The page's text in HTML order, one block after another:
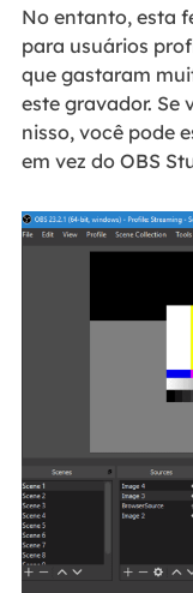
No entanto, esta
para usuários
que gastaram
este gravador. Se
nisso, você pode
em vez do OBS